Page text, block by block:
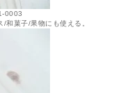
0003
和菓子/果物にも使える。